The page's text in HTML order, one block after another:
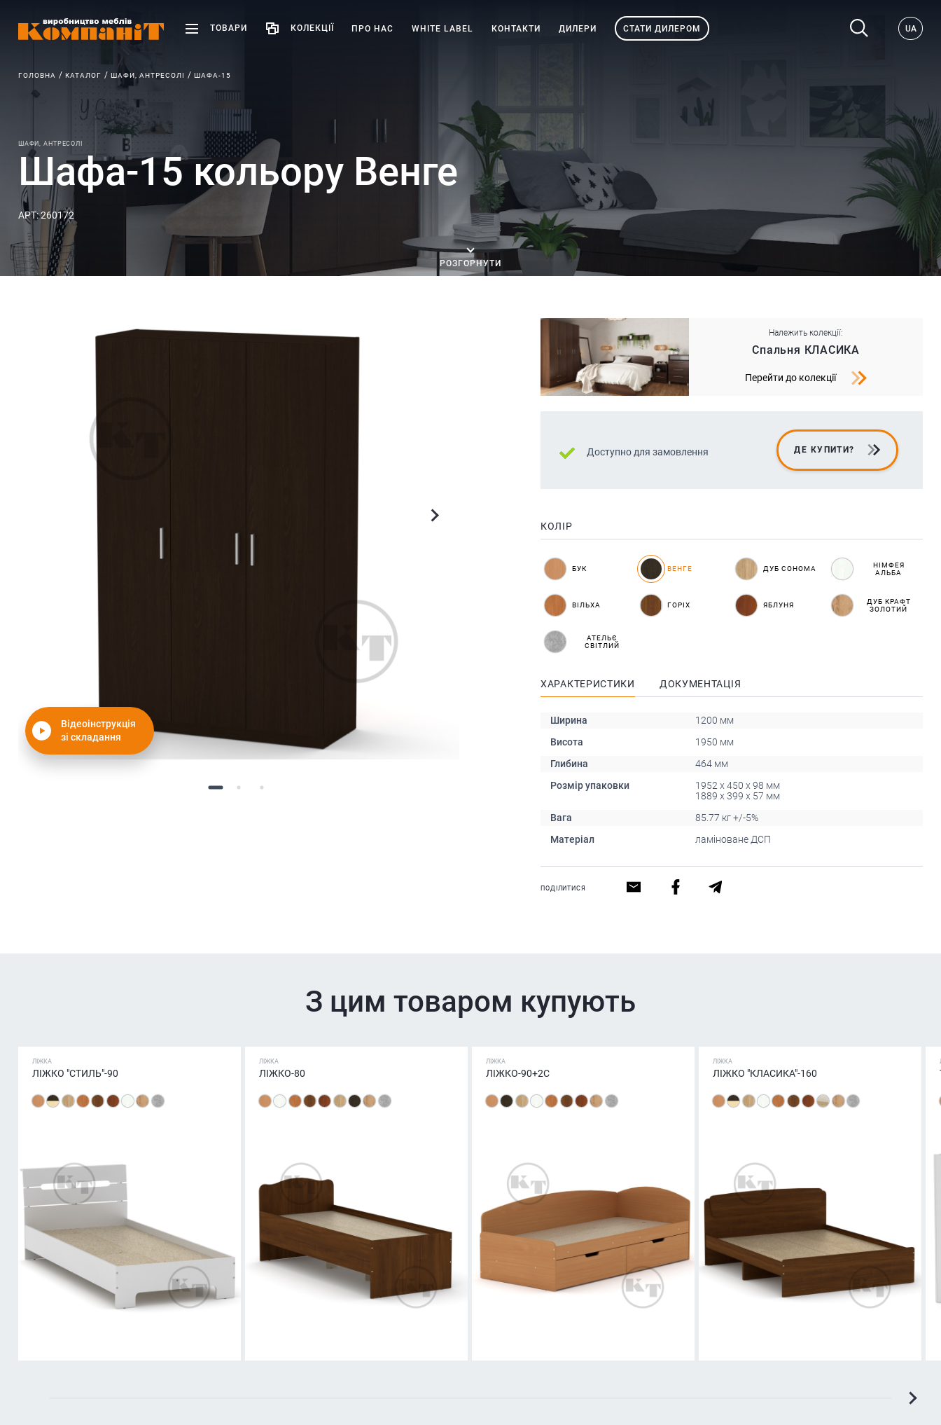
ТОВАРИ КОЛЕКЦІЇ ПРО НАС WHITE LABEL КОНТАКТИ ДИЛЕРИ СТАТИ ДИЛЕРОМ UA
ГОЛОВНА КАТАЛОГ ШАФИ, АНТРЕСОЛІ ШАФА-15
ШАФИ, АНТРЕСОЛІ
Шафа-15 кольору Венге
АРТ: 260172
РОЗГОРНУТИ
Відеоінструкція
зі складання
Належить колекції:
Спальня КЛАСИКА
Перейти до колекції
Доступно для замовлення ДЕ КУПИТИ?
КОЛІР
БУК ВЕНГЕ ДУБ СОНОМА
НІМФЕЯ
АЛЬБА
ВІЛЬХА ГОРІХ ЯБЛУНЯ
ДУБ КРАФТ
ЗОЛОТИЙ
АТЕЛЬЄ
СВІТЛИЙ
ХАРАКТЕРИСТИКИ ДОКУМЕНТАЦІЯ
Ширина
1200 мм
Висота
1950 мм
Глибина
464 мм
Розмір упаковки
1952 x 450 x 98 мм
1889 x 399 x 57 мм
Вага
85.77 кг +/-5%
Матеріал
ламіноване ДСП
ПОДІЛИТИСЯ
З цим товаром купують
ЛІЖКА
ЛІЖКО "СТИЛЬ"-90
ЛІЖКА
ЛІЖКО-80
ЛІЖКА
ЛІЖКО-90+2С
ЛІЖКА
ЛІЖКО "КЛАСИКА"-160